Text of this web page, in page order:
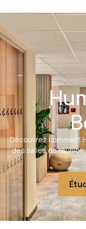
Découvrez comment
des salles de réunion